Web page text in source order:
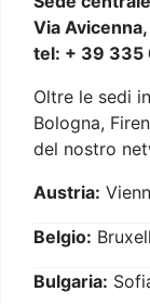
Via
tel: + 39
Oltre le sedi
Bologna,
del nostro
Austria:
Belgio:
Bulgaria: